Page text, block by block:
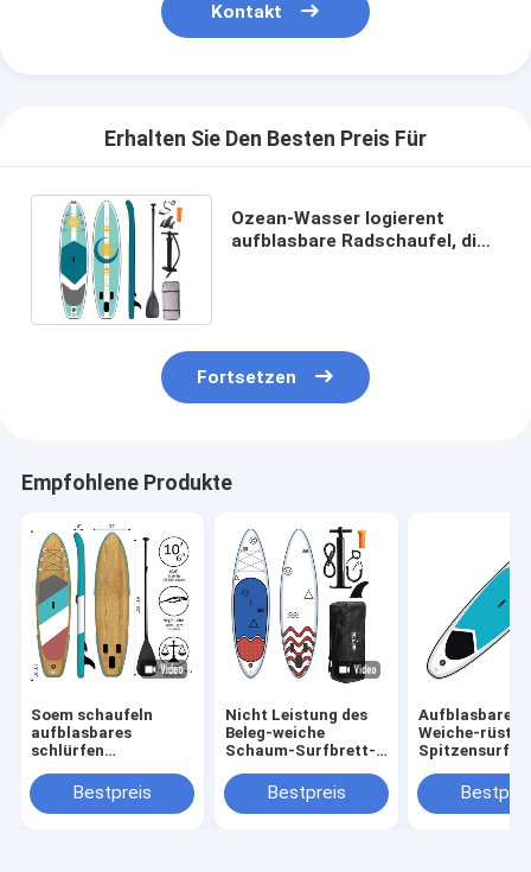
Kontakt
Erhalten Sie Den Besten Preis Für
Ozean-Wasser logierent
aufblasbare Radschaufel, die
Fortsetzen
Empfohlene Produkte
Soem schaufeln
aufblasbares
schlürfen
oben, surfend 17,5
lbs
Bestpreis
Nicht Leistung des
Beleg-weiche
Schaum-Surfbrett-
Water Sports
Bestpreis
Aufblasbares
Weiche-
Stich aus